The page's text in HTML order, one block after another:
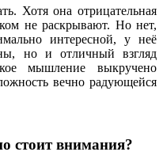
Хотя она отрицательная
не раскрывают. Но нет,
интересной, у неё
но и отличный взгляд
мышление выкручено
вечно радующейся
стоит внимания?